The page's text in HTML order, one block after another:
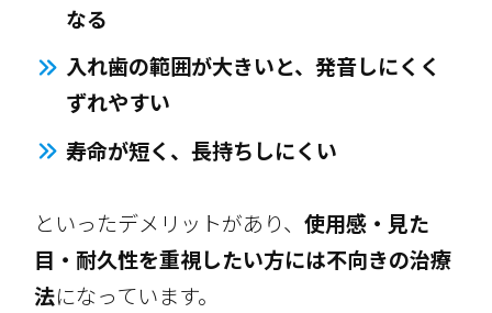
なる
入れ歯の範囲が大きいと、発音しにくく
ずれやすい
寿命が短く、長持ちしにくい
といったデメリットがあり、使用感・見た
目・耐久性を重視したい方には不向きの治療
法になっています。